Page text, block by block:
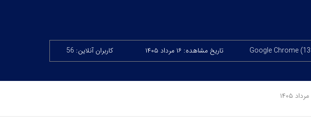
تاریخ مشاهده: ۱۶ مرداد ۱۴۰۵ کاربران آنلاین: 56